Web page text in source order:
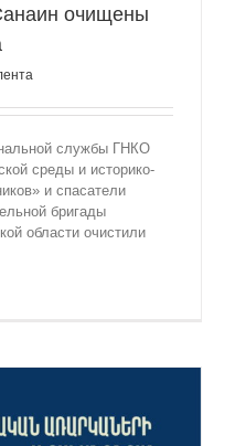
очищены
службы ГНКО
среды и историко-
и спасатели
бригады
области очистили